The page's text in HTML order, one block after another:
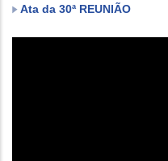
Ata da 30ª REUNIÃO